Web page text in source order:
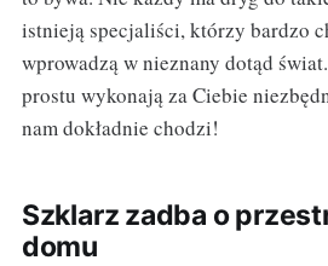
istnieją specjaliści, którzy bardzo
wprowadzą w nieznany dotąd
prostu wykonają za Ciebie
nam dokładnie chodzi!
Szklarz zadba o
domu